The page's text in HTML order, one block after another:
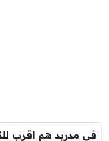
في مدريد هم اقرب